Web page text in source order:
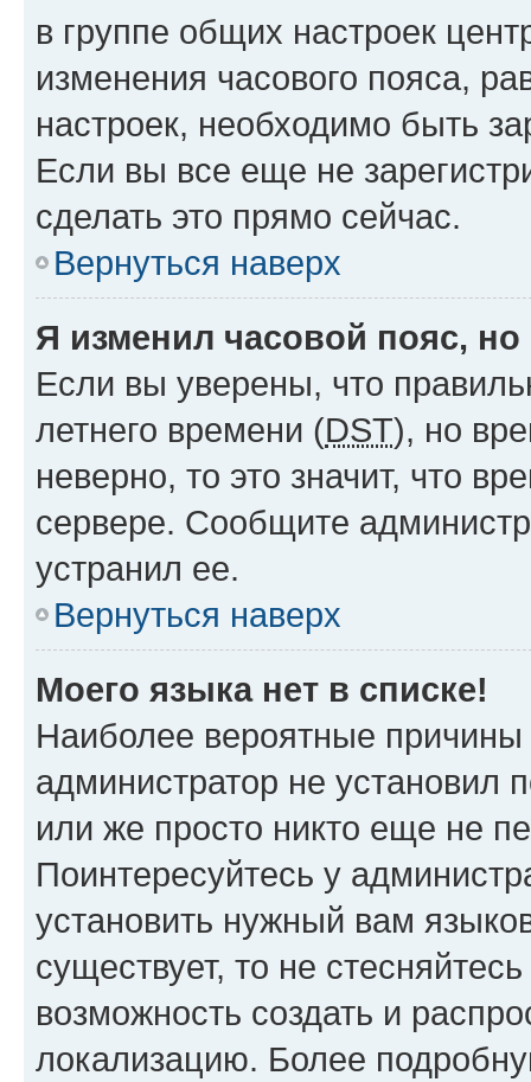
в группе общих настроек
изменения часового пояса,
настроек, необходимо быть
Если вы все еще не
сделать это прямо сейчас.
Вернуться наверх
Я изменил часовой пояс,
Если вы уверены, что
летнего времени (DST), но
неверно, то это значит, что
сервере. Сообщите
устранил ее.
Вернуться наверх
Моего языка нет в списке!
Наиболее вероятные причины
администратор не установил
или же просто никто еще не
Поинтересуйтесь у
установить нужный вам
существует, то не
возможность создать и
локализацию. Более